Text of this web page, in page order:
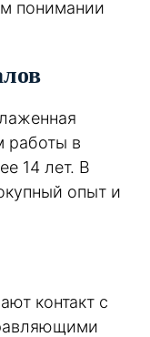
понимании
работы в
14 лет. В
опыт и
контакт с